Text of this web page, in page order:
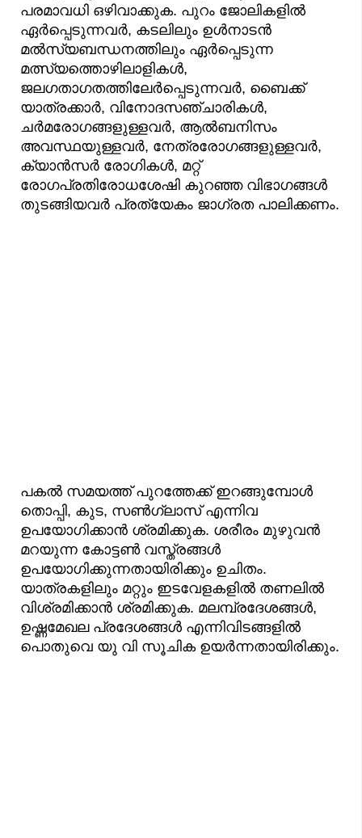
പരമാവധി ഒഴിവാക്കുക. പുറം ജോലികളിൽ
ഏർപ്പെടുന്നവർ, കടലിലും ഉൾനാടൻ
മൽസ്യബന്ധനത്തിലും ഏർപ്പെടുന്ന
മത്സ്യത്തൊഴിലാളികൾ,
ജലഗതാഗതത്തിലേർപ്പെടുന്നവർ, ബൈക്ക്
യാത്രക്കാർ, വിനോദസഞ്ചാരികൾ,
ചർമരോഗങ്ങളുള്ളവർ, ആൽബനിസം
അവസ്ഥയുള്ളവർ, നേത്രരോഗങ്ങളുള്ളവർ,
ക്യാൻസർ രോഗികൾ, മറ്റ്
രോഗപ്രതിരോധശേഷി കുറഞ്ഞ വിഭാഗങ്ങൾ
തുടങ്ങിയവർ പ്രത്യേകം ജാഗ്രത പാലിക്കണം.
പകൽ സമയത്ത് പുറത്തേക്ക് ഇറങ്ങുമ്പോൾ
തൊപ്പി, കുട, സൺഗ്ലാസ് എന്നിവ
ഉപയോഗിക്കാൻ ശ്രമിക്കുക. ശരീരം മുഴുവൻ
മറയുന്ന കോട്ടൺ വസ്ത്രങ്ങൾ
ഉപയോഗിക്കുന്നതായിരിക്കും ഉചിതം.
യാത്രകളിലും മറ്റും ഇടവേളകളിൽ തണലിൽ
വിശ്രമിക്കാൻ ശ്രമിക്കുക. മലമ്പ്രദേശങ്ങൾ,
ഉഷ്ണമേഖല പ്രദേശങ്ങൾ എന്നിവിടങ്ങളിൽ
പൊതുവെ യു വി സൂചിക ഉയർന്നതായിരിക്കും.